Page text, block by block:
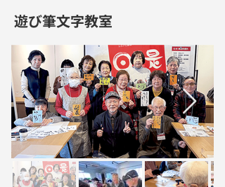
遊び筆文字教室